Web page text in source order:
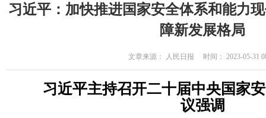
习近平：加快推进国家安全体系和能力
障新发展格局
文章来源： 人民日报 时间： 2023-05-31
习近平主持召开二十届中央国家
议强调